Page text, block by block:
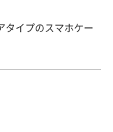
タイプのスマホケー